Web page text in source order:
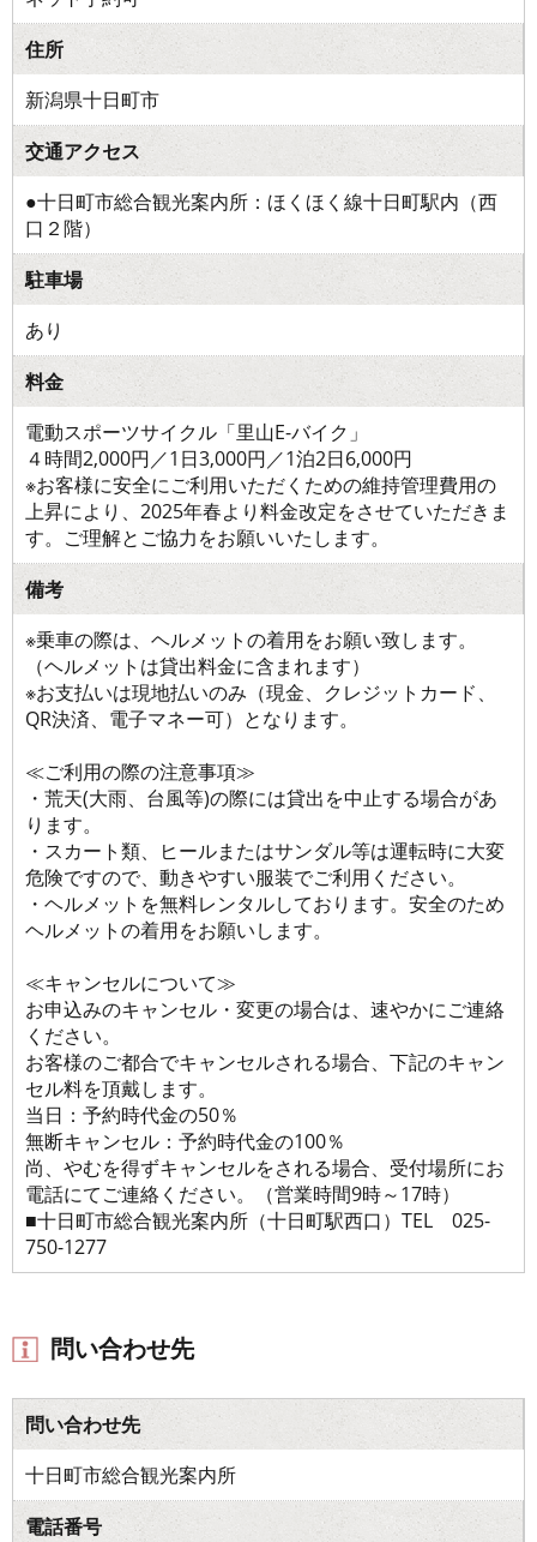
住所
新潟県十日町市
交通アクセス
●十日町市総合観光案内所：ほくほく線十日町駅内（西
口２階）
駐車場
あり
料金
電動スポーツサイクル「里山E-バイク」
４時間2,000円／1日3,000円／1泊2日6,000円
※お客様に安全にご利用いただくための維持管理費用の
上昇により、2025年春より料金改定をさせていただきま
す。ご理解とご協力をお願いいたします。
備考
※乗車の際は、ヘルメットの着用をお願い致します。
（ヘルメットは貸出料金に含まれます）
※お支払いは現地払いのみ（現金、クレジットカード、
QR決済、電子マネー可）となります。
≪ご利用の際の注意事項≫
・荒天(大雨、台風等)の際には貸出を中止する場合があ
ります。
・スカート類、ヒールまたはサンダル等は運転時に大変
危険ですので、動きやすい服装でご利用ください。
・ヘルメットを無料レンタルしております。安全のため
ヘルメットの着用をお願いします。
≪キャンセルについて≫
お申込みのキャンセル・変更の場合は、速やかにご連絡
ください。
お客様のご都合でキャンセルされる場合、下記のキャン
セル料を頂戴します。
当日：予約時代金の50％
無断キャンセル：予約時代金の100％
尚、やむを得ずキャンセルをされる場合、受付場所にお
電話にてご連絡ください。（営業時間9時～17時）
■十日町市総合観光案内所（十日町駅西口）TEL 025-
750-1277
問い合わせ先
問い合わせ先
十日町市総合観光案内所
電話番号